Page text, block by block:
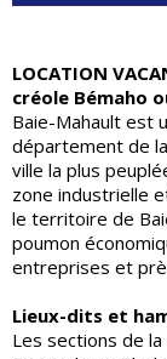
LOCATION
créole Bémaho
Baie-Mahault est
département de
ville la plus
zone industrielle
le territoire de
poumon
entreprises et
Lieux-dits et
Les sections de